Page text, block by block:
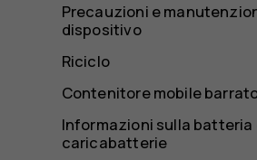
Precauzioni e
dispositivo
Riciclo
Contenitore mobile
Informazioni sulla batteria
caricabatterie